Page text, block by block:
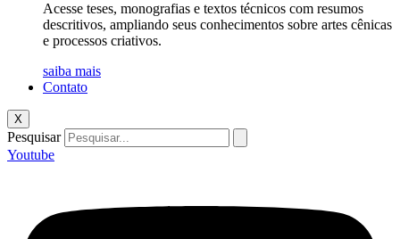
Acesse teses, monografias e textos técnicos com resumos
descritivos, ampliando seus conhecimentos sobre artes cênicas
e processos criativos.
saiba mais
Contato
X
Pesquisar
Youtube